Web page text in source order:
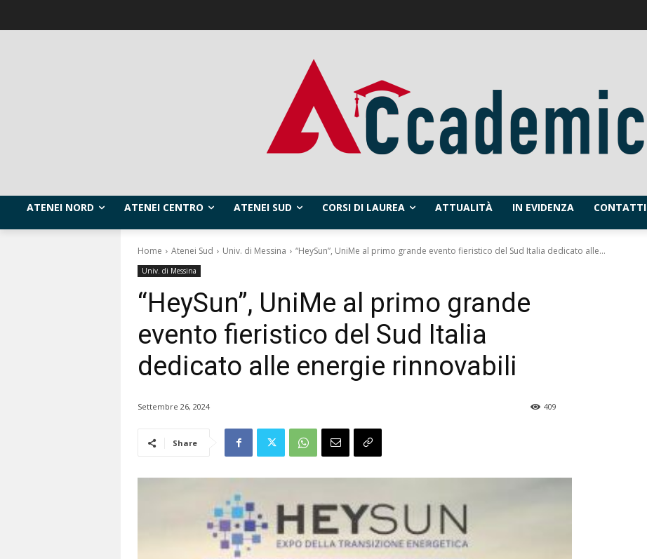
ATENEI NORD ATENEI CENTRO ATENEI SUD CORSI DI LAUREA ATTUALITÀ IN EVIDENZA CONTATTI
Home Atenei Sud Univ. di Messina “HeySun”, UniMe al primo grande evento fieristico del Sud Italia dedicato alle...
Univ. di Messina
“HeySun”, UniMe al primo grande
evento fieristico del Sud Italia
dedicato alle energie rinnovabili
Settembre 26, 2024 409
Share